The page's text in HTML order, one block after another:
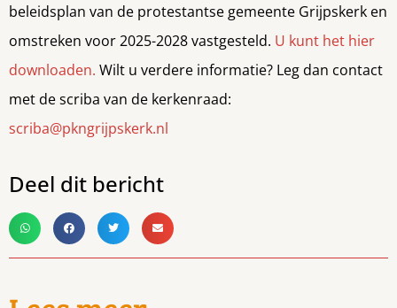
beleidsplan van de protestantse gemeente Grijpskerk en
omstreken voor 2025-2028 vastgesteld. U kunt het hier
downloaden. Wilt u verdere informatie? Leg dan contact
met de scriba van de kerkenraad:
scriba@pkngrijpskerk.nl
Deel dit bericht